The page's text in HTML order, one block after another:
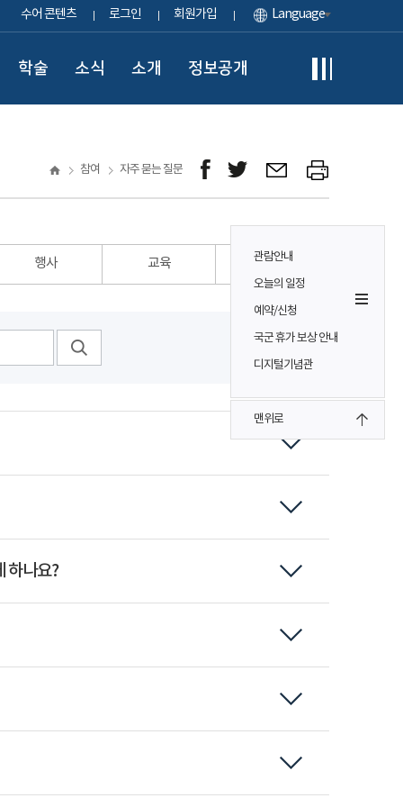
수어 콘텐츠 로그인 회원가입 Language
학술 소식 소개 정보공개
관람안내
오늘의 일정
예약/신청
국군 휴가 보상 안내
디지털기념관
맨위로
참여 자주 묻는 질문
행사 교육 기타
하나요?